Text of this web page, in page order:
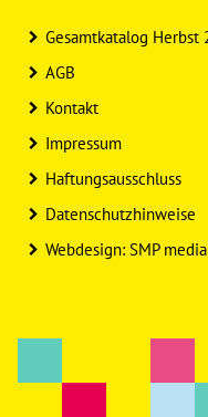
Gesamtkatalog Herbst
AGB
Kontakt
Impressum
Haftungsausschluss
Datenschutzhinweise
Webdesign: SMP media